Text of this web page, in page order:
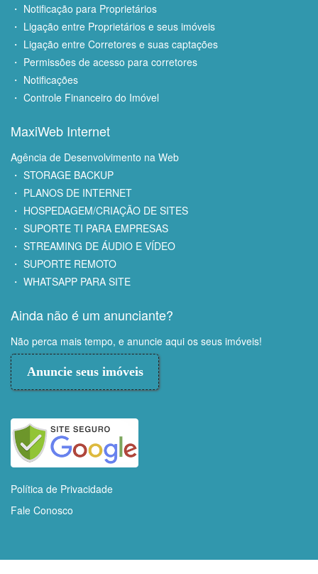
・ Notificação para Proprietários
・ Ligação entre Proprietários e seus imóveis
・ Ligação entre Corretores e suas captações
・ Permissões de acesso para corretores
・ Notificações
・ Controle Financeiro do Imóvel
MaxiWeb Internet
Agência de Desenvolvimento na Web
・ STORAGE BACKUP
・ PLANOS DE INTERNET
・ HOSPEDAGEM/CRIAÇÃO DE SITES
・ SUPORTE TI PARA EMPRESAS
・ STREAMING DE ÁUDIO E VÍDEO
・ SUPORTE REMOTO
・ WHATSAPP PARA SITE
Ainda não é um anunciante?
Não perca mais tempo, e anuncie aqui os seus imóveis!
Anuncie seus imóveis
Política de Privacidade
Fale Conosco